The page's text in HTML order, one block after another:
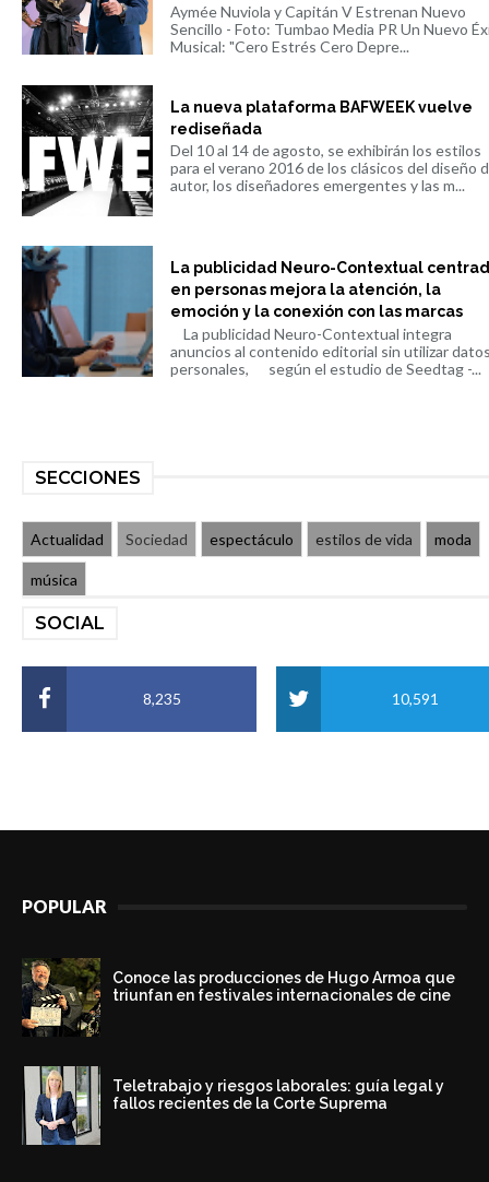
Aymée Nuviola y Capitán V Estrenan Nuevo
Sencillo - Foto: Tumbao Media PR Un Nuevo
Musical: "Cero Estrés Cero Depre...
La nueva plataforma BAFWEEK vuelve
rediseñada
Del 10 al 14 de agosto, se exhibirán los estilos
para el verano 2016 de los clásicos del diseño
autor, los diseñadores emergentes y las m...
La publicidad Neuro-Contextual
en personas mejora la atención, la
emoción y la conexión con las marcas
La publicidad Neuro-Contextual integra
anuncios al contenido editorial sin utilizar
personales, según el estudio de Seedtag -...
SECCIONES
Actualidad Sociedad espectáculo estilos de vida moda
música
SOCIAL
8,235 10,591
POPULAR
Conoce las producciones de Hugo Armoa que
triunfan en festivales internacionales de cine
Teletrabajo y riesgos laborales: guía legal y
fallos recientes de la Corte Suprema